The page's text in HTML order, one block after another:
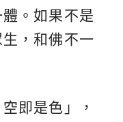
。如果不是
，和佛不一
即是色」，